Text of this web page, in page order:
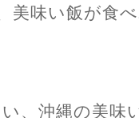
美味い飯が食
、沖縄の美味